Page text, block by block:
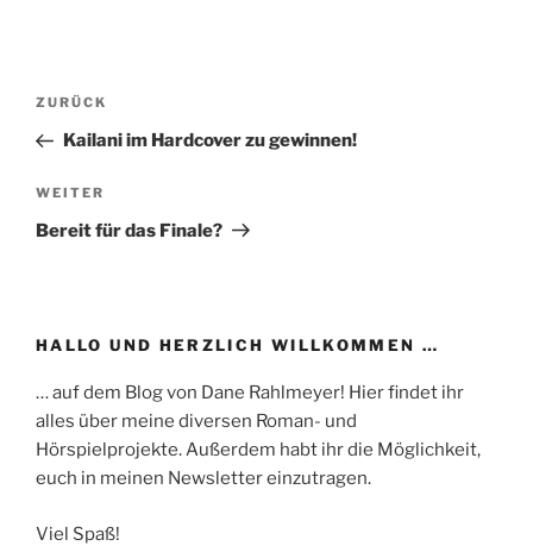
Beitragsnavigation
Vorheriger
Beitrag
ZURÜCK
Kailani im Hardcover zu gewinnen!
Nächster
Beitrag
WEITER
Bereit für das Finale?
HALLO UND HERZLICH WILLKOMMEN …
… auf dem Blog von Dane Rahlmeyer! Hier findet ihr
alles über meine diversen Roman- und
Hörspielprojekte. Außerdem habt ihr die Möglichkeit,
euch in meinen Newsletter einzutragen.
Viel Spaß!